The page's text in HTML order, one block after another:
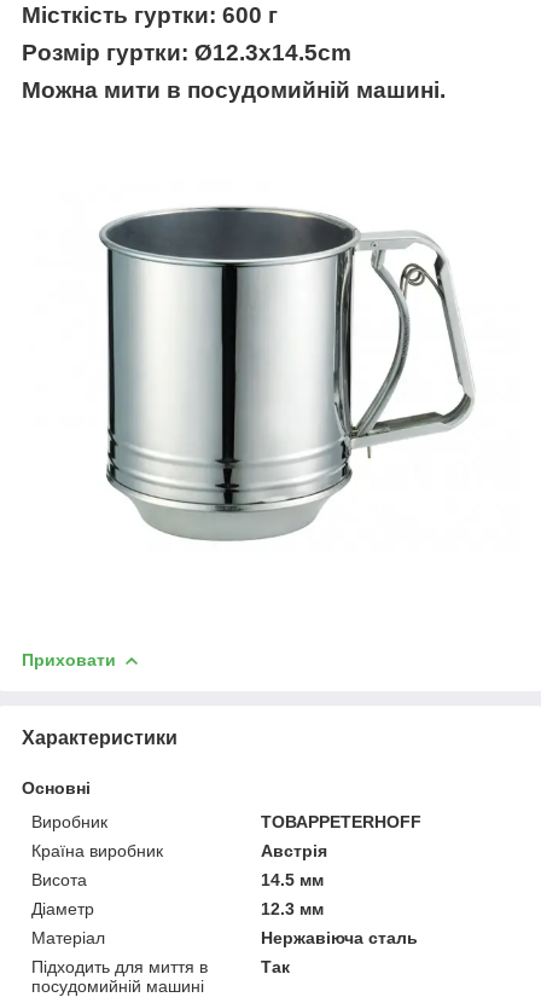
Місткість гуртки: 600 г
Розмір гуртки: Ø12.3x14.5cm
Можна мити в посудомийній машині.
Приховати
Характеристики
Основні
Виробник
ТОВАРPETERHOFF
Країна виробник
Австрія
Висота
14.5 мм
Діаметр
12.3 мм
Матеріал
Нержавіюча сталь
Підходить для миття в
посудомийній машині
Так